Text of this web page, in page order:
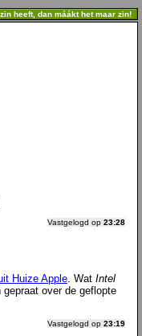
heeft, dan máákt het maar zin!
Vastgelogd op 23:28
Huize Apple. Wat Intel
over de geflopte
Vastgelogd op 23:19